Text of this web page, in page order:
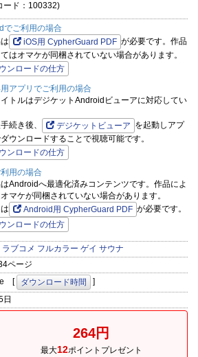
ード：100332)
でご利用の場合
iOS用 CypherGuard PDF が必要です。作品
はオマケが同梱されていない場合があります。
ンロードの仕方
アプリでご利用の場合
トルはデジケットAndroidビューアに対応してい
続き後、
デジケットビューア を起動しアプ
ウンロードすることで視聴可能です。
ンロードの仕方
用の場合
Androidへ最適化済みコンテンツです。作品によ
マケが同梱されていない場合があります。
Android用 CypherGuard PDF が必要です。
ンロードの仕方
ラブコメ フルカラー ゲイ サウナ
ページ
[ ダウンロード時間
]
264円
最大12ポイントプレゼント